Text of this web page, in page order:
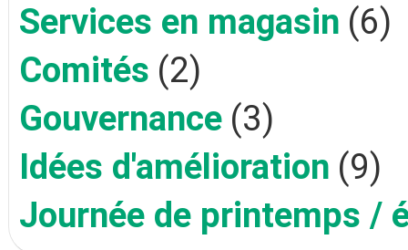
Services en magasin (6)
Comités (2)
Gouvernance (3)
Idées d'amélioration (9)
Journée de printemps /